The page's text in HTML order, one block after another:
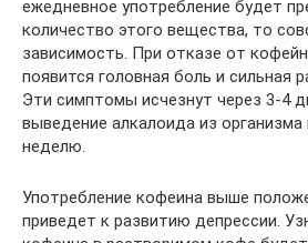
ежедневное употребление будет
количество этого вещества, то
зависимость. При отказе от
появится головная боль и сильная
Эти симптомы исчезнут через 3-4
выведение алкалоида из
неделю.
Употребление кофеина выше
приведет к развитию депрессии.